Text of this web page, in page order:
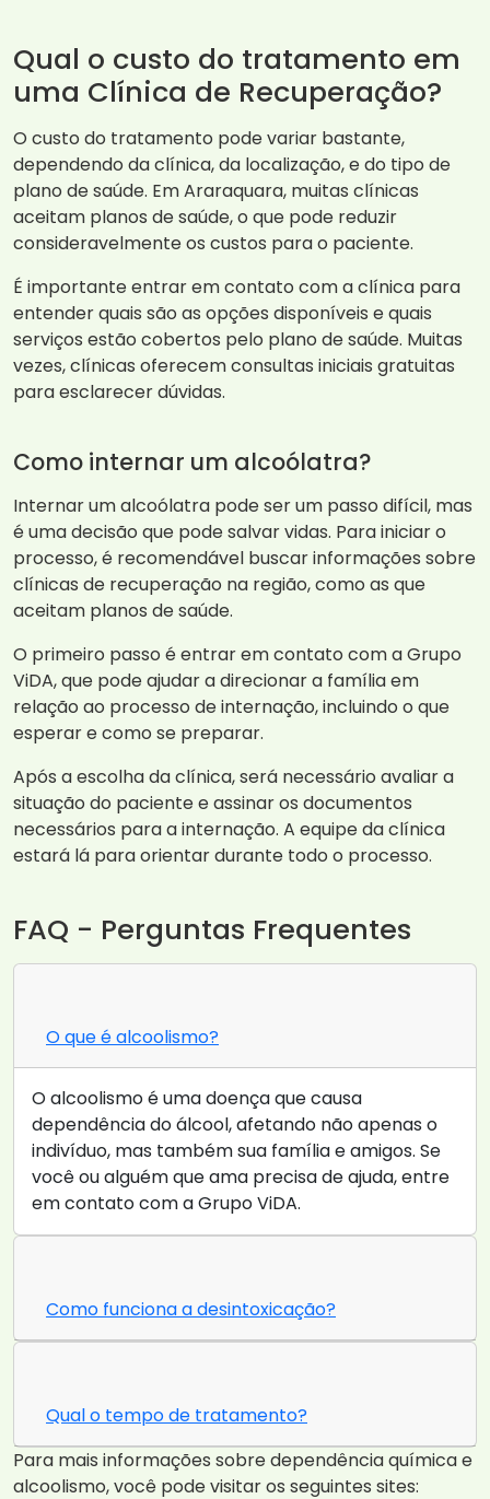
Qual o custo do tratamento em
uma Clínica de Recuperação?
O custo do tratamento pode variar bastante,
dependendo da clínica, da localização, e do tipo de
plano de saúde. Em Araraquara, muitas clínicas
aceitam planos de saúde, o que pode reduzir
consideravelmente os custos para o paciente.
É importante entrar em contato com a clínica para
entender quais são as opções disponíveis e quais
serviços estão cobertos pelo plano de saúde. Muitas
vezes, clínicas oferecem consultas iniciais gratuitas
para esclarecer dúvidas.
Como internar um alcoólatra?
Internar um alcoólatra pode ser um passo difícil, mas
é uma decisão que pode salvar vidas. Para iniciar o
processo, é recomendável buscar informações sobre
clínicas de recuperação na região, como as que
aceitam planos de saúde.
O primeiro passo é entrar em contato com a Grupo
ViDA, que pode ajudar a direcionar a família em
relação ao processo de internação, incluindo o que
esperar e como se preparar.
Após a escolha da clínica, será necessário avaliar a
situação do paciente e assinar os documentos
necessários para a internação. A equipe da clínica
estará lá para orientar durante todo o processo.
FAQ - Perguntas Frequentes
O que é alcoolismo?
O alcoolismo é uma doença que causa
dependência do álcool, afetando não apenas o
indivíduo, mas também sua família e amigos. Se
você ou alguém que ama precisa de ajuda, entre
em contato com a Grupo ViDA.
Como funciona a desintoxicação?
Qual o tempo de tratamento?
Para mais informações sobre dependência química e
alcoolismo, você pode visitar os seguintes sites: